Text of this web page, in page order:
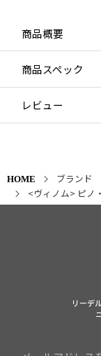
商品概要
商品スペック
レビュー
HOME ブランド
<ヴィノム> ピノ
リーデ